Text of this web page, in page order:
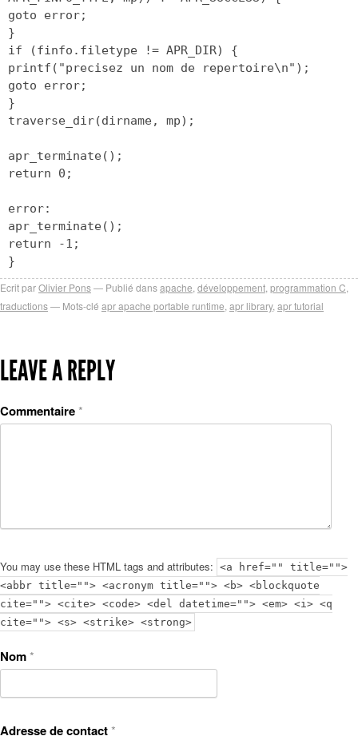
goto error;
}
if (finfo.filetype != APR_DIR) {
printf("precisez un nom de repertoire\n");
goto error;
}
traverse_dir(dirname, mp);
apr_terminate();
return 0;
error:
apr_terminate();
return -1;
}
Ecrit parOlivier Pons Publié dansapache développement programmation C
traductions
Mots-clé apr apache portable runtime apr library, apr tutorial
LEAVE A REPLY
Commentaire*
You may use these HTML tags and attributes: <a href="" title="">
<abbr title=""> <acronym title=""> <b> <blockquote
cite=""> <cite> <code> <del datetime=""> <em> <i> <q
cite=""> <s> <strike> <strong>
Nom*
Adresse de contact*